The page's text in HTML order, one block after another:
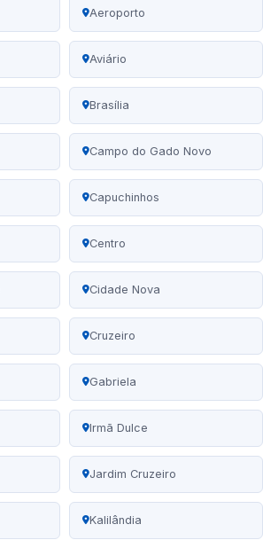
Aeroporto
Aviário
Brasília
Campo do Gado Novo
Capuchinhos
Centro
Cidade Nova
Cruzeiro
Gabriela
Irmã Dulce
Jardim Cruzeiro
Kalilândia